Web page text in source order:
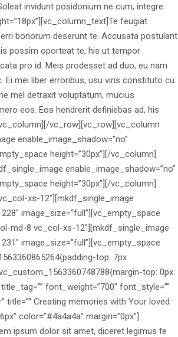
invidunt posidonium ne cum, integre
feugiat
bonorum deserunt te. Accusata postulant
possim oporteat te, his ut tempor
pro id. Meis prodesset ad duo, eu nam
mei liber erroribus, usu viris constituto cu.
mel detraxit voluptatum, mucius
eos. Eos hendrerit definiebas ad, his
vc_row][vc_row][vc_column
enable_image_shadow=”no”
height=”30px”][/vc_column]
enable_image_shadow=”no”
height=”30px”][/vc_column]
xs-12″][mkdf_single_image
image_size=”full”][vc_empty_space
md-8 vc_col-xs-12″][mkdf_single_image
image_size=”full”][vc_empty_space
top: 7px
top: 0px
font_weight=”700″ font_style=””
title=”“ Creating memories with Your loved
color=”#4a4a4a” margin=”0px”]
ipsum dolor sit amet, diceret legimus te